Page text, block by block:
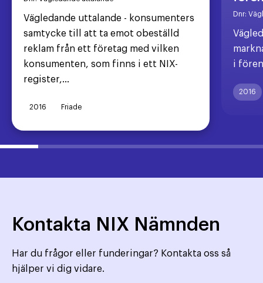
Vägledande uttalande - konsumenters
samtycke till att ta emot obeställd
reklam från ett företag med vilken
konsumenten, som finns i ett NIX-
register,...
2016 Friade
Dnr:
i
2016
Kontakta NIX Nämnden
Har du frågor eller funderingar? Kontakta oss så
hjälper vi dig vidare.